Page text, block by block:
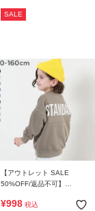
SALE
【アウトレット SALE
50%OFF/返品不可】
リント スウェットトレーナ
¥998 税込